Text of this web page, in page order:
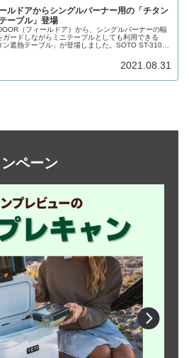
ルドアからシングルバーナー用の「チタン
ーブル」登場
（フィールドア）から、シングルバーナーの輻
ガードしながらミニテーブルとしても利用できる
ン遮熱テーブル」が登場しました。SOTO ST-310と
2021.08.31
ペーン